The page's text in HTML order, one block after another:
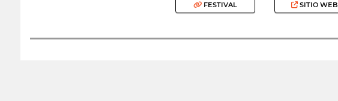
FESTIVAL SITIO WEB